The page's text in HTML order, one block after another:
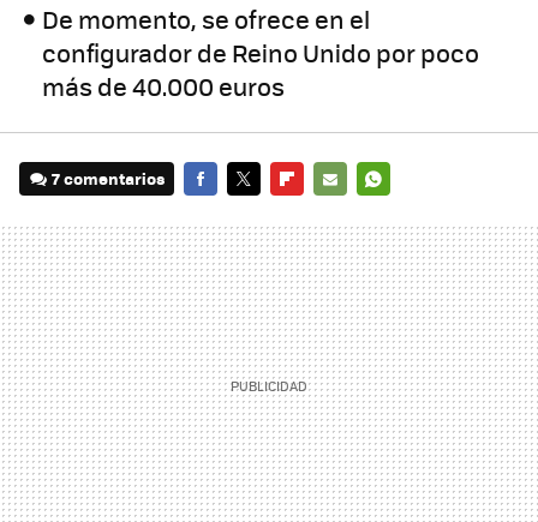
De momento, se ofrece en el
configurador de Reino Unido por poco
más de 40.000 euros
7 comentarios
MAIL